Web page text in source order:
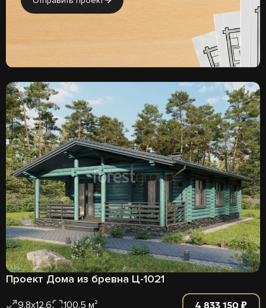
Проект Дома из бревна Ц-1021
9.8x12.6 100.5 м² 4 833 150 ₽